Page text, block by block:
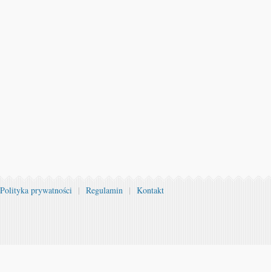
Polityka prywatności | Regulamin | Kontakt